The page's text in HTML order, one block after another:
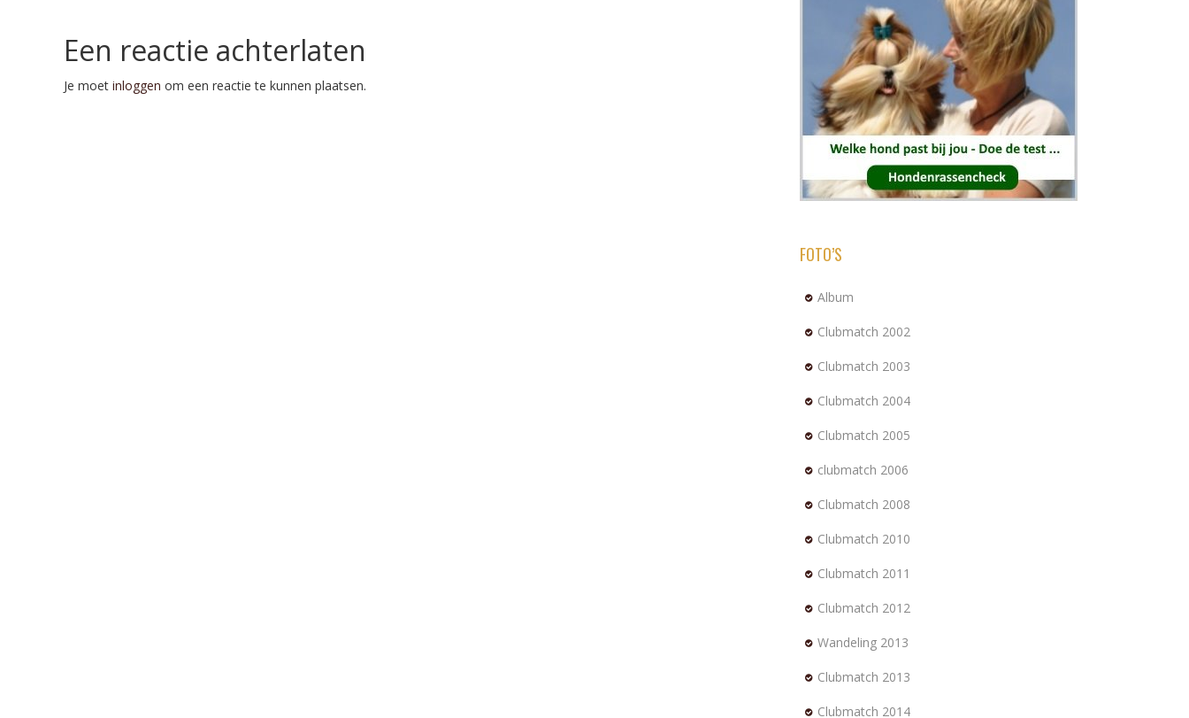
Een reactie achterlaten
Je moet inloggen om een reactie te kunnen plaatsen.
FOTO’S
Album
Clubmatch 2002
Clubmatch 2003
Clubmatch 2004
Clubmatch 2005
clubmatch 2006
Clubmatch 2008
Clubmatch 2010
Clubmatch 2011
Clubmatch 2012
Wandeling 2013
Clubmatch 2013
Clubmatch 2014